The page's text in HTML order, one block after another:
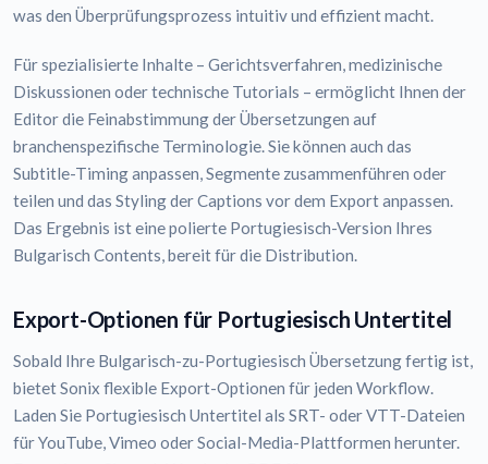
was den Überprüfungsprozess intuitiv und effizient macht.
Für spezialisierte Inhalte – Gerichtsverfahren, medizinische
Diskussionen oder technische Tutorials – ermöglicht Ihnen der
Editor die Feinabstimmung der Übersetzungen auf
branchenspezifische Terminologie. Sie können auch das
Subtitle-Timing anpassen, Segmente zusammenführen oder
teilen und das Styling der Captions vor dem Export anpassen.
Das Ergebnis ist eine polierte Portugiesisch-Version Ihres
Bulgarisch Contents, bereit für die Distribution.
Export-Optionen für Portugiesisch Untertitel
Sobald Ihre Bulgarisch-zu-Portugiesisch Übersetzung fertig ist,
bietet Sonix flexible Export-Optionen für jeden Workflow.
Laden Sie Portugiesisch Untertitel als SRT- oder VTT-Dateien
für YouTube, Vimeo oder Social-Media-Plattformen herunter.